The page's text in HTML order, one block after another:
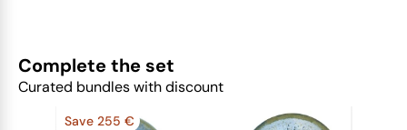
Complete the set
Curated bundles with discount
Save 255 €